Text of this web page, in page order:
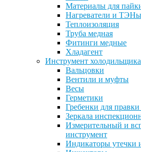
Материалы для
Нагреватели и ТЭНы
Теплоизоляция
Труба медная
Фитинги медные
Хладагент
Инструмент холодильщика
Вальцовки
Вентили и муфты
Весы
Герметики
Гребенки для правки
Зеркала
Измерительный и
инструмент
Индикаторы утечки